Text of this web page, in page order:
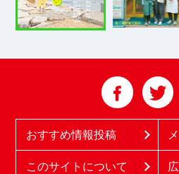
おすすめ情報投稿
このサイトについて